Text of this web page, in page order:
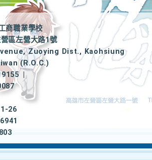
商職業學校
區左營大路1號
Zuoying Dist., Kaohsiung
(R.O.C.)
|
26